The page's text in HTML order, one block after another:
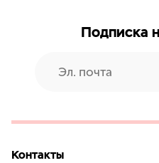
Подписка
Контакты